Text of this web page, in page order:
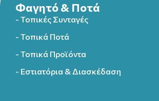
Φαγητό & Ποτά
- Τοπικές Συνταγές
- Τοπικά Ποτά
- Τοπικά Προϊόντα
- Εστιατόρια & Διασκέδαση